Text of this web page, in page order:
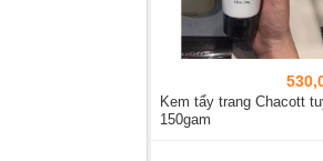
Kem tẩy trang Chacott
150gam